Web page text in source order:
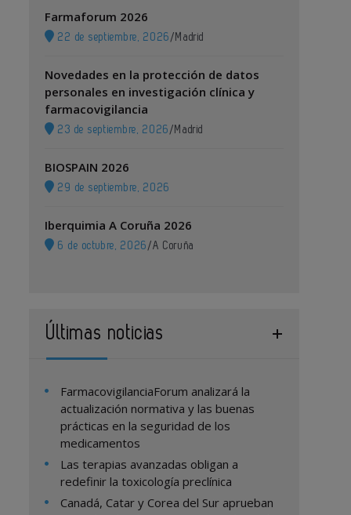
Farmaforum 2026
22 de septiembre, 2026 / Madrid
Novedades en la protección de datos
personales en investigación clínica y
farmacovigilancia
23 de septiembre, 2026 / Madrid
BIOSPAIN 2026
29 de septiembre, 2026
Iberquimia A Coruña 2026
6 de octubre, 2026 /A Coruña
Últimas noticias
FarmacovigilanciaForum analizará la
actualización normativa y las buenas
prácticas en la seguridad de los
medicamentos
Las terapias avanzadas obligan a
redefinir la toxicología preclínica
Canadá, Catar y Corea del Sur aprueban